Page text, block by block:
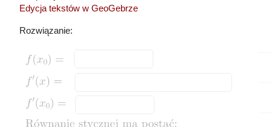
Edycja tekstów w GeoGebrze
Rozwiązanie: